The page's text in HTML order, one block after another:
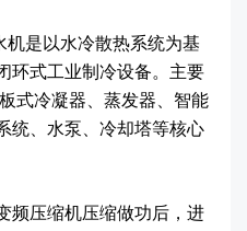
是以水冷散热系统为基
环式工业制冷设备。主要
式冷凝器、蒸发器、智能
统、水泵、冷却塔等核心
压缩机压缩做功后，进